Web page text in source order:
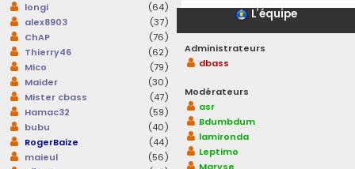
longi
(64)
alex8903
(37)
ChAP
(76)
Thierry46
(62)
Mico
(79)
Maider
(30)
Mister cbass
(47)
Hamac32
(59)
bubu
(40)
RogerBaize
(44)
maieul
(56)
L’équipe
Administrateurs
dbass
Modérateurs
asr
Bdumbdum
lamironda
Leptimo